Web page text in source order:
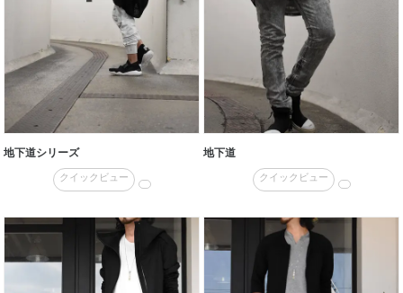
地下道シリーズ
クイックビュー
地下道
クイックビュー